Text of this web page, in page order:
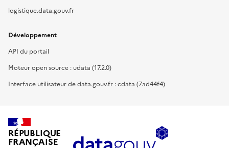
logistique.data.gouv.fr
Développement
API du portail
Moteur open source : udata (17.2.0)
Interface utilisateur de data.gouv.fr : cdata (7ad44f4)
RÉPUBLIQUE
FRANÇAISE